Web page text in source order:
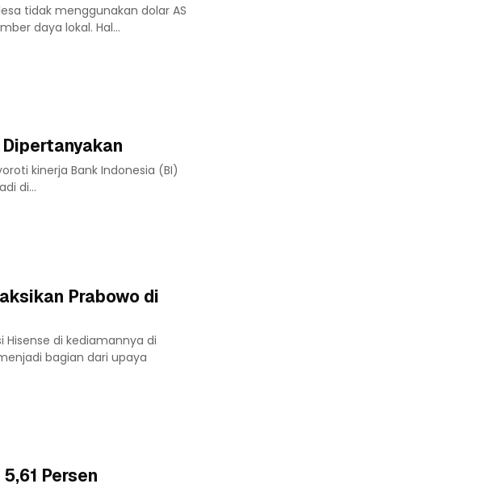
tidak menggunakan dolar AS
daya lokal. Hal...
kinerja Bank Indonesia (BI)
di...
Prabowo di
Hisense di kediamannya di
bagian dari upaya
Persen